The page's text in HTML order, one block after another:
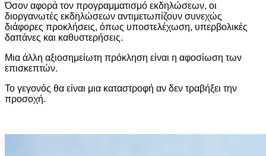
Όσον αφορά τον προγραμματισμό εκδηλώσεων, οι
διοργανωτές εκδηλώσεων αντιμετωπίζουν συνεχώς
διάφορες προκλήσεις, όπως υποστελέχωση, υπερβολικές
δαπάνες και καθυστερήσεις.
Μια άλλη αξιοσημείωτη πρόκληση είναι η αφοσίωση των
επισκεπτών.
Το γεγονός θα είναι μια καταστροφή αν δεν τραβήξει την
προσοχή.